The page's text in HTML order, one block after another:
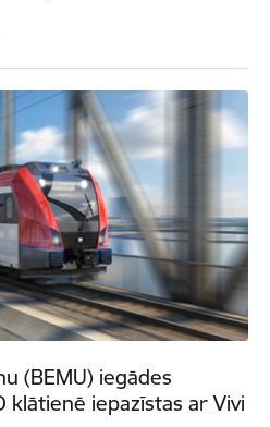
(BEMU) iegādes
klātienē iepazīstas ar Vivi